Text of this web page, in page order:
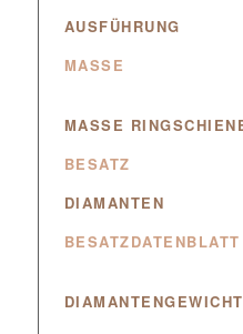
AUSFÜHRUNG
MASSE
MASSE RINGSCHIENE
BESATZ
DIAMANTEN
BESATZDATENBLATT
DIAMANTENGEWICHT